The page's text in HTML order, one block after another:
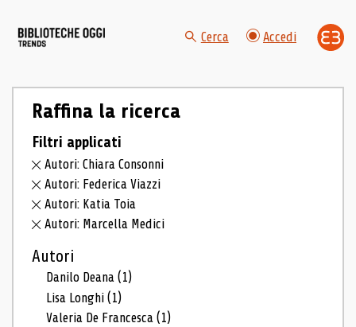
Cerca Accedi
Raffina la ricerca
Filtri applicati
Autori: Chiara Consonni
Autori: Federica Viazzi
Autori: Katia Toia
Autori: Marcella Medici
Autori
Danilo Deana(1)
Lisa Longhi(1)
Valeria De Francesca(1)